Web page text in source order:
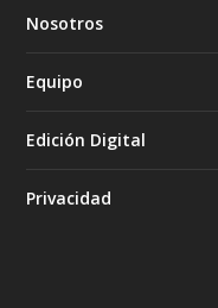
Nosotros
Equipo
Edición Digital
Privacidad